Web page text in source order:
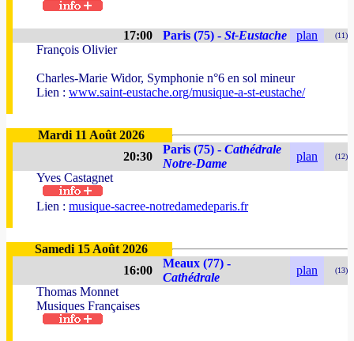
17:00 Paris (75) - St-Eustache plan (11)
François Olivier
Charles-Marie Widor, Symphonie n°6 en sol mineur
Lien : www.saint-eustache.org/musique-a-st-eustache/
Mardi 11 Août 2026
20:30
Paris (75) - Cathédrale
Notre-Dame
plan (12)
Yves Castagnet
Lien : musique-sacree-notredamedeparis.fr
Samedi 15 Août 2026
16:00
Meaux (77) -
Cathédrale
plan (13)
Thomas Monnet
Musiques Françaises